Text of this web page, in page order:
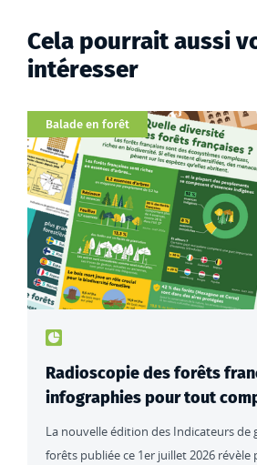
Cela pourrait aussi
intéresser
Catégorie
Balade en forêt
Type de contenu : actualités
Radioscopie des forêts
infographies pour tout
La nouvelle édition des Indicateurs de
forêts publiée ce 1er juillet 2026 révèle